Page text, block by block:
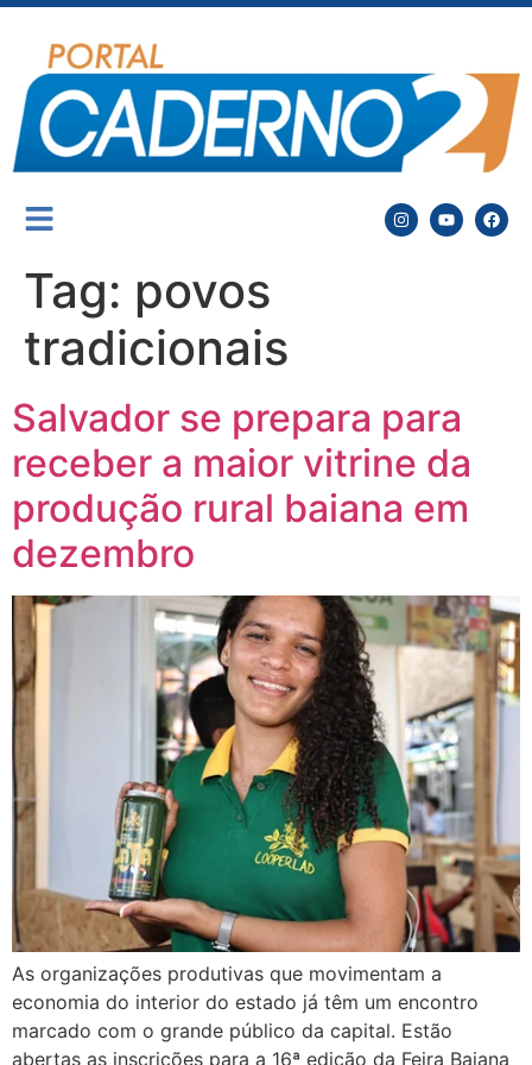
Tag: povos
tradicionais
Salvador se prepara para
receber a maior vitrine da
produção rural baiana em
dezembro
As organizações produtivas que movimentam a
economia do interior do estado já têm um encontro
marcado com o grande público da capital. Estão
abertas as inscrições para a 16ª edição da Feira Baiana